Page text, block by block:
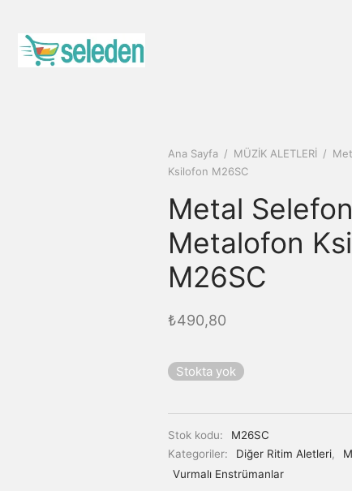
Ana Sayfa / MÜZİK ALETLERİ /
Ksilofon M26SC
Metal Selefon
Metalofon
M26SC
₺490,80
Stokta yok
Stok kodu:
M26SC
Kategoriler:
Diğer Ritim Aletleri,
Vurmalı Enstrümanlar